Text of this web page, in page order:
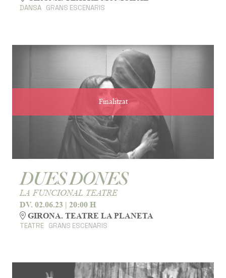
DANSA GRANS ESCENARIS
Finalitzat
DUES DONES
LA FUNCIONAL TEATRE
DV. 02.06.23 | 20:00 H
GIRONA. TEATRE LA PLANETA
TEATRE GRANS ESCENARIS